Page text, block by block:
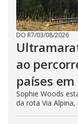
DO R7/03/08/2026
ao
países
Sophie Woods
da rota Via Alpina,